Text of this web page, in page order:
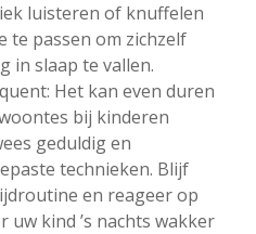
luisteren of knuffelen
te passen om zichzelf
in slaap te vallen.
Het kan even duren
bij kinderen
geduldig en
technieken. Blijf
en reageer op
uw kind ’s nachts wakker